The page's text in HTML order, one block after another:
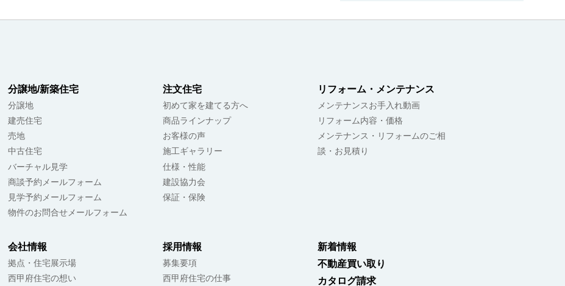
分譲地/新築住宅
分譲地
建売住宅
売地
中古住宅
バーチャル見学
商談予約メールフォーム
見学予約メールフォーム
物件のお問合せメールフォーム
注文住宅
初めて家を建てる方へ
商品ラインナップ
お客様の声
施工ギャラリー
仕様・性能
建設協力会
保証・保険
リフォーム・メンテナンス
メンテナンスお手入れ動画
リフォーム内容・価格
メンテナンス・リフォームのご相
談・お見積り
会社情報
拠点・住宅展示場
西甲府住宅の想い
採用情報
募集要項
西甲府住宅の仕事
新着情報
不動産買い取り
カタログ請求